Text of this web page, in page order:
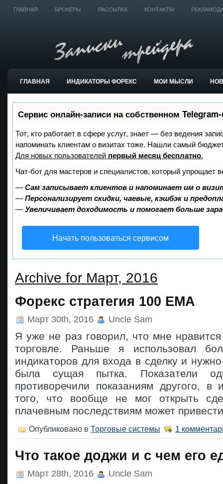
ГЛАВНАЯ БРОКЕРЫ РАССЫЛКА КОНТАКТЫ
ГЛАВНАЯ ИНДИКАТОРЫ ФОРЕКС МОИ МЫСЛИ
ТОРГОВЫЕ СИСТЕМЫ
Сервис онлайн-записи на собственном
Тот, кто работает в сфере услуг, знает — без ведения
напоминать клиентам о визитах тоже. Нашли самый
Для новых пользователей первый месяц бесплатно.
Чат-бот для мастеров и специалистов, который упрощает
—Сам записывает клиентов и напоминает им о
—Персонализирует скидки, чаевые, кэшбэк и
—Увеличивает доходимость и помогает больше
Начать пользоваться сервисом
Archive for Март, 2016
Форекс стратегия 100 ЕМА
Март 30th, 2016 Uncle Sam
Я уже не раз говорил, что мне
торговле. Раньше я использовал
индикаторов для входа в сделку и
была сущая пытка. Показатели
противоречили показаниям другого,
того, что вообще не мог открыть
плачевным последствиям может
Опубликовано в Торговые системы 1
Что такое доджи и с чем его
Март 28th, 2016 Uncle Sam